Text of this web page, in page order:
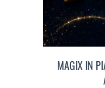
MAGIX IN